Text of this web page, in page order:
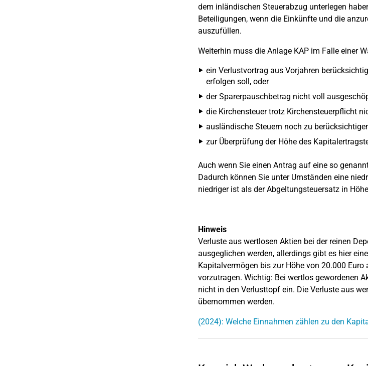
dem inländischen Steuerabzug unterlegen
Beteiligungen, wenn die Einkünfte und die
auszufüllen.
Weiterhin muss die Anlage KAP im Falle einer
ein Verlustvortrag aus Vorjahren
erfolgen soll, oder
der Sparerpauschbetrag nicht voll
die Kirchensteuer trotz Kirchensteuerpflicht
ausländische Steuern noch zu
zur Überprüfung der Höhe des
Auch wenn Sie einen Antrag auf eine so
Dadurch können Sie unter Umständen eine
niedriger ist als der Abgeltungsteuersatz in
Hinweis
Verluste aus wertlosen Aktien bei der reinen
ausgeglichen werden, allerdings gibt es hier
Kapitalvermögen bis zur Höhe von 20.000
vorzutragen. Wichtig: Bei wertlos gewordenen
nicht in den Verlusttopf ein. Die Verluste aus
übernommen werden.
(2024): Welche Einnahmen zählen zu den